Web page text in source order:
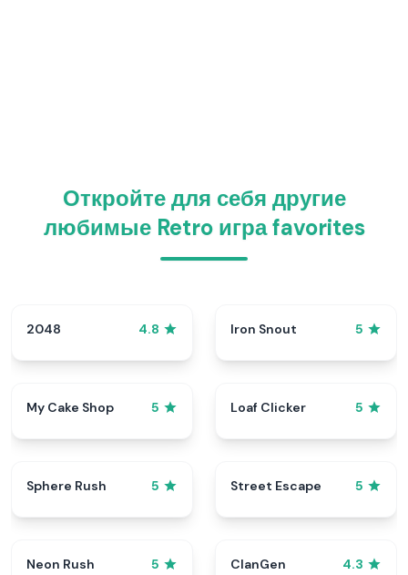
Откройте для себя другие
любимые Retro игра favorites
2048 4.8 Iron Snout 5
My Cake Shop 5 Loaf Clicker 5
Sphere Rush 5 Street Escape 5
Neon Rush 5 ClanGen 4.3